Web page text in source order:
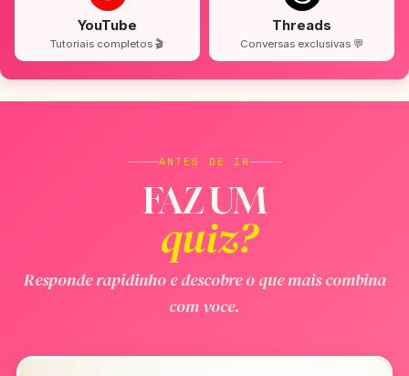
YouTube
Tutoriais completos 🎬
Threads
Conversas exclusivas 💬
ANTES DE IR
FAZ UM
quiz?
Responde rapidinho e descobre o que mais combina
com voce.